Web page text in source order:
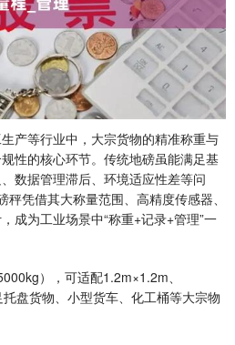
产等行业中，大宗货物的精准称重与
性的核心环节。传统地磅虽能满足基
数据管理滞后、环境适应性差等问
凭借其大称量范围、高精度传感器、
成为工业场景中“称重+记录+管理”一
），可适配1.2m×1.2m、
盘货物、小型货车、化工桶等大宗物